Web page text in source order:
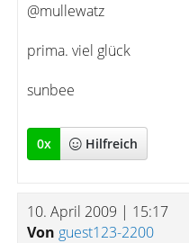
@mullewatz
prima. viel glück
sunbee
0x Hilfreich
10. April 2009 | 15:17
Von guest123-2200